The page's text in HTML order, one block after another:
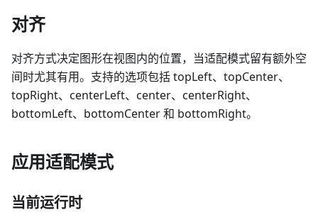
对齐
对齐方式决定图形在视图内的位置，当适配模式留有额外空
间时尤其有用。支持的选项包括 topLeft、topCenter、
topRight、centerLeft、center、centerRight、
bottomLeft、bottomCenter 和 bottomRight。
应用适配模式
当前运行时